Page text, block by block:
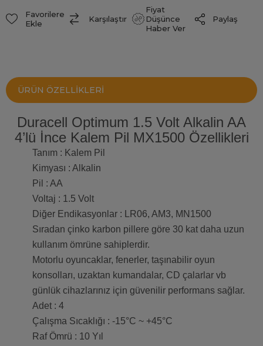
Favorilere
Ekle
Karşılaştır
Fiyat
Düşünce
Haber Ver
Paylaş
ÜRÜN ÖZELLIKLERI
Duracell Optimum 1.5 Volt Alkalin AA
4’lü İnce Kalem Pil MX1500 Özellikleri
Tanım : Kalem Pil
Kimyası : Alkalin
Pil : AA
Voltaj : 1.5 Volt
Diğer Endikasyonlar : LR06, AM3, MN1500
Sıradan çinko karbon pillere göre 30 kat daha uzun
kullanım ömrüne sahiplerdir.
Motorlu oyuncaklar, fenerler, taşınabilir oyun
konsolları, uzaktan kumandalar, CD çalarlar vb
günlük cihazlarınız için güvenilir performans sağlar.
Adet : 4
Çalışma Sıcaklığı : -15°C ~ +45°C
Raf Ömrü : 10 Yıl